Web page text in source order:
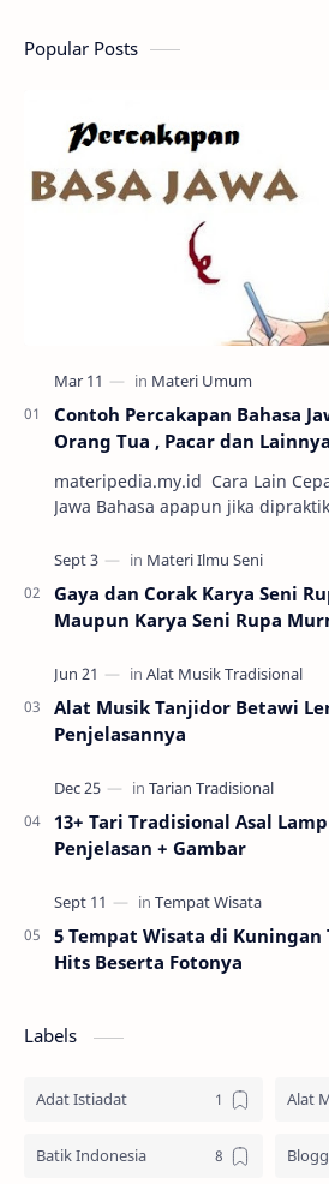
Popular Posts
Contoh Percakapan Bahasa
Orang Tua , Pacar dan
materipedia.my.id Cara Lain
Jawa Bahasa apapun jika
Gaya dan Corak Karya Seni
Maupun Karya Seni Rupa
Alat Musik Tanjidor Betawi
Penjelasannya
13+ Tari Tradisional Asal
Penjelasan + Gambar
5 Tempat Wisata di Kuningan
Hits Beserta Fotonya
Labels
Adat Istiadat Alat
Batik Indonesia